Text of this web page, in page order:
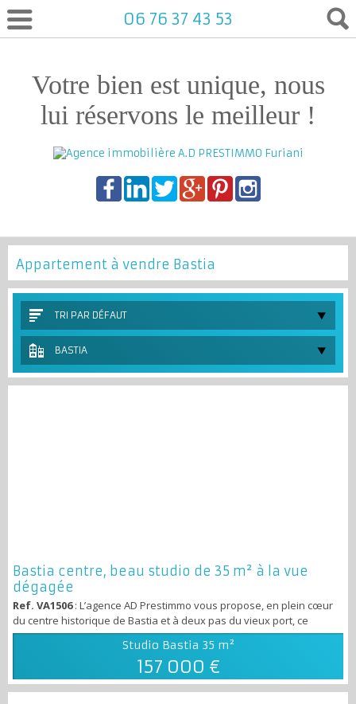
Votre bien est unique, nous
lui réservons le meilleur !
06 76 37 43 53
Appartement à vendre Bastia
TRI PAR DÉFAUT
BASTIA
Bastia centre, beau studio de 35 m² à la vue
dégagée
Ref. VA1506: L’agence AD Prestimmo vous propose, en plein cœur
du centre historique de Bastia et à deux pas du vieux port, ce
charmant studio de 35 m²sur la place Vattalapesca. Le logement se
compose d’une entrée en rez-de-chaussée ouvrant sur une cuisine
aménagée et équipée, d’une salle d’eau avec cabine douche, ainsi
que d’un agréable espace de vie offrant une belle hauteur sous
plafond (3,30 m) av...
Studio Bastia 35 m²
157 000 €